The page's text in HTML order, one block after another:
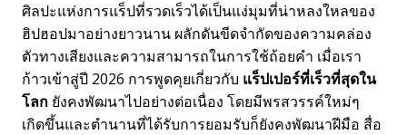
ศิลปะแห่งการแร็ปที่รวดเร็วได้เป็นแง่มุมที่น่าหลงใหลของ
ฮิปฮอปมาอย่างยาวนาน ผลักดันขีดจำกัดของความคล่อง
ตัวทางเสียงและความสามารถในการใช้ถ้อยคำ เมื่อเรา
ก้าวเข้าสู่ปี 2026 การพูดคุยเกี่ยวกับ แร็ปเปอร์ที่เร็วที่สุดใน
โลก ยังคงพัฒนาไปอย่างต่อเนื่อง โดยมีพรสวรรค์ใหม่ๆ
เกิดขึ้นและตำนานที่ได้รับการยอมรับก็ยังคงพัฒนาฝีมือ สื่อ